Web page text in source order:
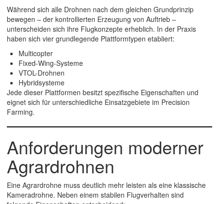
Während sich alle Drohnen nach dem gleichen Grundprinzip
bewegen – der kontrollierten Erzeugung von Auftrieb –
unterscheiden sich ihre Flugkonzepte erheblich. In der Praxis
haben sich vier grundlegende Plattformtypen etabliert:
Multicopter
Fixed-Wing-Systeme
VTOL-Drohnen
Hybridsysteme
Jede dieser Plattformen besitzt spezifische Eigenschaften und
eignet sich für unterschiedliche Einsatzgebiete im Precision
Farming.
Anforderungen moderner
Agrardrohnen
Eine Agrardrohne muss deutlich mehr leisten als eine klassische
Kameradrohne. Neben einem stabilen Flugverhalten sind